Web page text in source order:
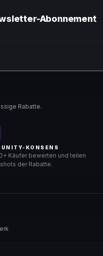
Abonnement
Rabatte.
KONSENS
Käufer bewerten und teilen
der Rabatte.